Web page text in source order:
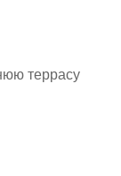
террасу